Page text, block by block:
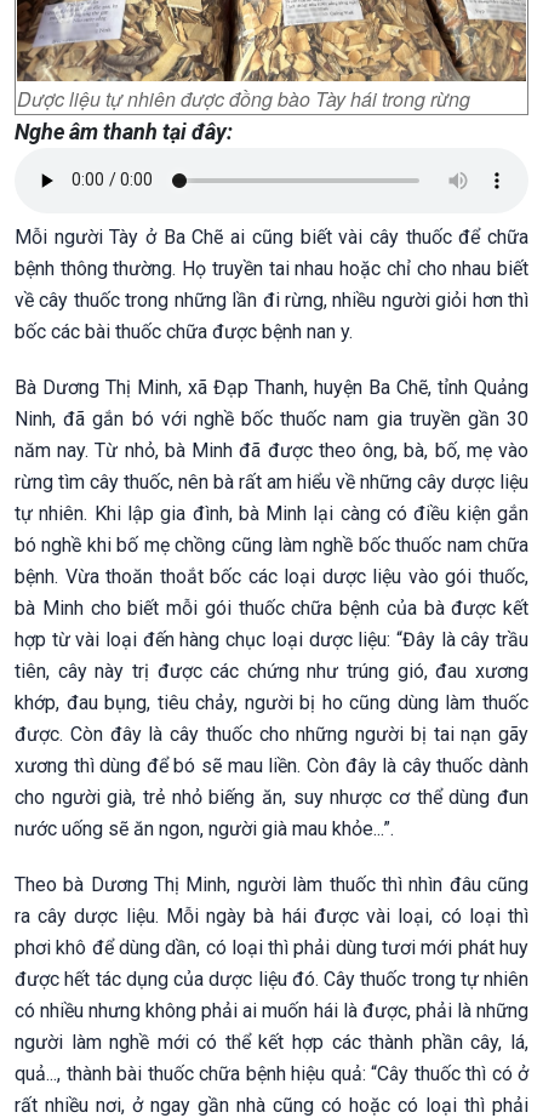
Dược liệu tự nhiên được đồng bào Tày hái trong rừng
Nghe âm thanh tại đây:
Mỗi người Tày ở Ba Chẽ ai cũng biết vài cây thuốc để chữa
bệnh thông thường. Họ truyền tai nhau hoặc chỉ cho nhau biết
về cây thuốc trong những lần đi rừng, nhiều người giỏi hơn thì
bốc các bài thuốc chữa được bệnh nan y.
Bà Dương Thị Minh, xã Đạp Thanh, huyện Ba Chẽ, tỉnh Quảng
Ninh, đã gắn bó với nghề bốc thuốc nam gia truyền gần 30
năm nay. Từ nhỏ, bà Minh đã được theo ông, bà, bố, mẹ vào
rừng tìm cây thuốc, nên bà rất am hiểu về những cây dược liệu
tự nhiên. Khi lập gia đình, bà Minh lại càng có điều kiện gắn
bó nghề khi bố mẹ chồng cũng làm nghề bốc thuốc nam chữa
bệnh. Vừa thoăn thoắt bốc các loại dược liệu vào gói thuốc,
bà Minh cho biết mỗi gói thuốc chữa bệnh của bà được kết
hợp từ vài loại đến hàng chục loại dược liệu: “Đây là cây trầu
tiên, cây này trị được các chứng như trúng gió, đau xương
khớp, đau bụng, tiêu chảy, người bị ho cũng dùng làm thuốc
được. Còn đây là cây thuốc cho những người bị tai nạn gãy
xương thì dùng để bó sẽ mau liền. Còn đây là cây thuốc dành
cho người già, trẻ nhỏ biếng ăn, suy nhược cơ thể dùng đun
nước uống sẽ ăn ngon, người già mau khỏe...”.
Theo bà Dương Thị Minh, người làm thuốc thì nhìn đâu cũng
ra cây dược liệu. Mỗi ngày bà hái được vài loại, có loại thì
phơi khô để dùng dần, có loại thì phải dùng tươi mới phát huy
được hết tác dụng của dược liệu đó. Cây thuốc trong tự nhiên
có nhiều nhưng không phải ai muốn hái là được, phải là những
người làm nghề mới có thể kết hợp các thành phần cây, lá,
quả..., thành bài thuốc chữa bệnh hiệu quả: “Cây thuốc thì có ở
rất nhiều nơi, ở ngay gần nhà cũng có hoặc có loại thì phải